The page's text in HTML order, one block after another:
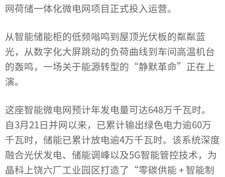
网荷储一体化微电网项目正式投入运营。
从智能储能柜的低频嗡鸣到屋顶光伏板的粼粼蓝
光，从数字化大屏跳动的负荷曲线到车间高温机台
的轰鸣，一场关于能源转型的“静默革命”正在上
演。
这座智能微电网预计年发电量可达648万千瓦时。
自3月21日并网以来，已累计输出绿色电力逾60万
千瓦时，储能已累计放电逾4万千瓦时。该系统深度
融合光伏发电、储能调峰以及5G智能管控技术，为
晶科上饶六厂工业园区打造了“零碳供能 + 智能制